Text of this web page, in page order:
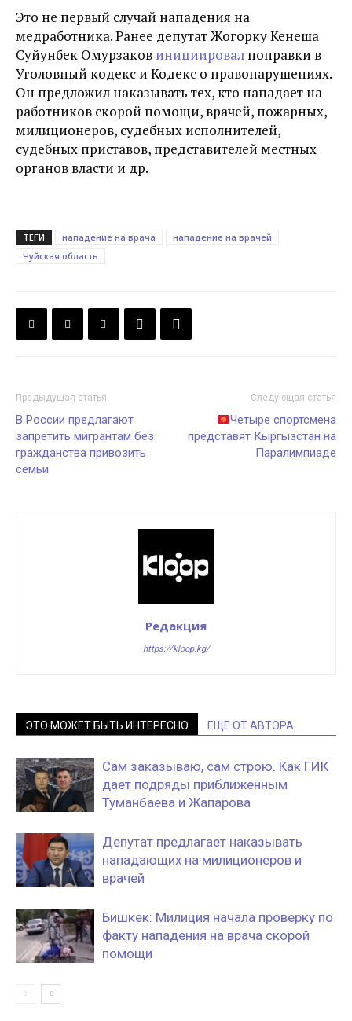
Это не первый случай нападения на
медработника. Ранее депутат Жогорку Кенеша
Суйунбек Омурзаков инициировал поправки в
Уголовный кодекс и Кодекс о правонарушениях.
Он предложил наказывать тех, кто нападает на
работников скорой помощи, врачей, пожарных,
милиционеров, судебных исполнителей,
судебных приставов, представителей местных
органов власти и др.
ТЕГИ нападение на врача
нападение на врачей
Чуйская область
Предыдущая статья
В России предлагают
запретить мигрантам без
гражданства привозить
семьи
Следующая статья
Четыре спортсмена
представят Кыргызстан на
Паралимпиаде
Редакция
https://kloop.kg/
ЭТО МОЖЕТ БЫТЬ ИНТЕРЕСНО ЕЩЕ ОТ АВТОРА
Сам заказываю, сам строю. Как ГИК
дает подряды приближенным
Туманбаева и Жапарова
Депутат предлагает наказывать
нападающих на милиционеров и
врачей
Бишкек: Милиция начала проверку по
факту нападения на врача скорой
помощи